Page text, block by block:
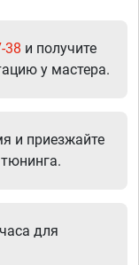
38 и получите
у мастера.
и приезжайте
для